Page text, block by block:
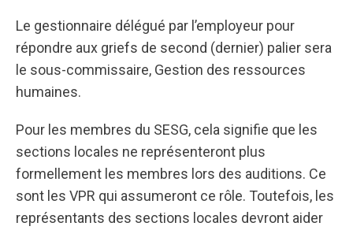
Le gestionnaire délégué par l’employeur pour
répondre aux griefs de second (dernier) palier sera
le sous-commissaire, Gestion des ressources
humaines.
Pour les membres du SESG, cela signifie que les
sections locales ne représenteront plus
formellement les membres lors des auditions. Ce
sont les VPR qui assumeront ce rôle. Toutefois, les
représentants des sections locales devront aider